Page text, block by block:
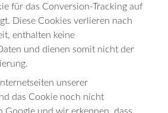
für das Conversion-Tracking auf
Diese Cookies verlieren nach
enthalten keine
und dienen somit nicht der
unserer
das Cookie noch nicht
Google und wir erkennen, dass